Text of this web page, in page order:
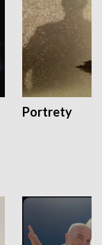
Portrety